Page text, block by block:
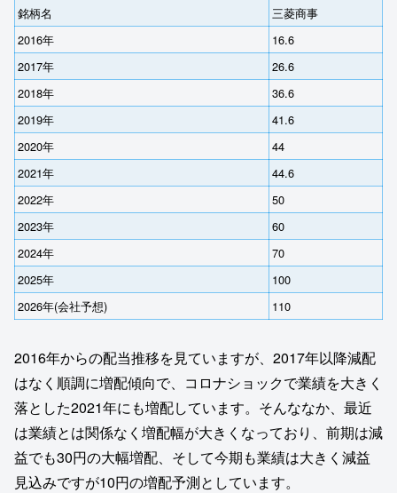
銘柄名
三菱商事
2016年
16.6
2017年
26.6
2018年
36.6
2019年
41.6
2020年
44
2021年
44.6
2022年
50
2023年
60
2024年
70
2025年
100
2026年(会社予想)
110
2016年からの配当推移を見ていますが、2017年以降減配
はなく順調に増配傾向で、コロナショックで業績を大きく
落とした2021年にも増配しています。そんななか、最近
は業績とは関係なく増配幅が大きくなっており、前期は減
益でも30円の大幅増配、そして今期も業績は大きく減益
見込みですが10円の増配予測としています。